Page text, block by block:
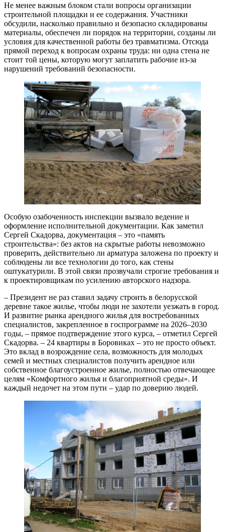
Не менее важным блоком стали вопросы организации
строительной площадки и ее содержания. Участники
обсудили, насколько правильно и безопасно складированы
материалы, обеспечен ли порядок на территории, созданы ли
условия для качественной работы без травматизма. Отсюда
прямой переход к вопросам охраны труда: ни одна стена не
стоит той цены, которую могут заплатить рабочие из-за
нарушений требований безопасности.
Особую озабоченность инспекции вызвало ведение и
оформление исполнительной документации. Как заметил
Сергей Скадорва, документация – это «память
строительства»: без актов на скрытые работы невозможно
проверить, действительно ли арматура заложена по проекту и
соблюдены ли все технологии до того, как стены
оштукатурили. В этой связи прозвучали строгие требования и
к проектировщикам по усилению авторского надзора.
– Президент не раз ставил задачу строить в белорусской
деревне такое жилье, чтобы люди не захотели уезжать в город.
И развитие рынка арендного жилья для востребованных
специалистов, закрепленное в госпрограмме на 2026–2030
годы, – прямое подтверждение этого курса, – отметил Сергей
Скадорва. – 24 квартиры в Боровиках – это не просто объект.
Это вклад в возрождение села, возможность для молодых
семей и местных специалистов получить арендное или
собственное благоустроенное жилье, полностью отвечающее
целям «Комфортного жилья и благоприятной среды». И
каждый недочет на этом пути – удар по доверию людей.